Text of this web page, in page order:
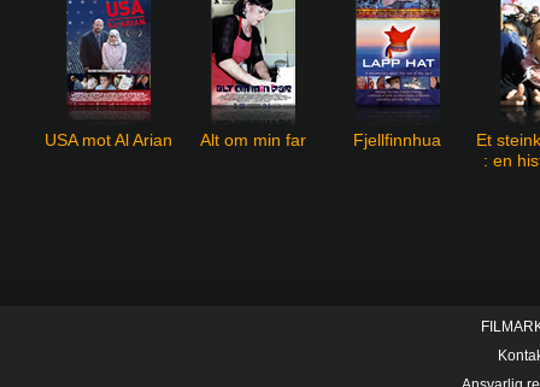
USA mot Al Arian Alt om min far Fjellfinnhua
Et
: en